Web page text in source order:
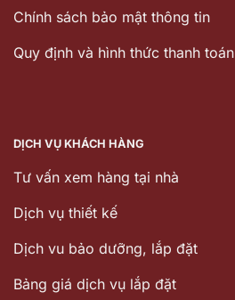
Chính sách bảo mật thông tin
Quy định và hình thức thanh toán
DỊCH VỤ KHÁCH HÀNG
Tư vấn xem hàng tại nhà
Dịch vụ thiết kế
Dịch vu bảo dưỡng, lắp đặt
Bảng giá dịch vụ lắp đặt